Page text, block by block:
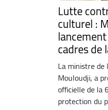
Lutte
culturel :
cadres de
La ministre
Mouloudji, a
officielle de la
protection du